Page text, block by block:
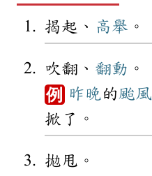
揭起、 高舉 。
吹翻、 翻動 。
例 昨晚 的颱風
掀了。
拋甩。